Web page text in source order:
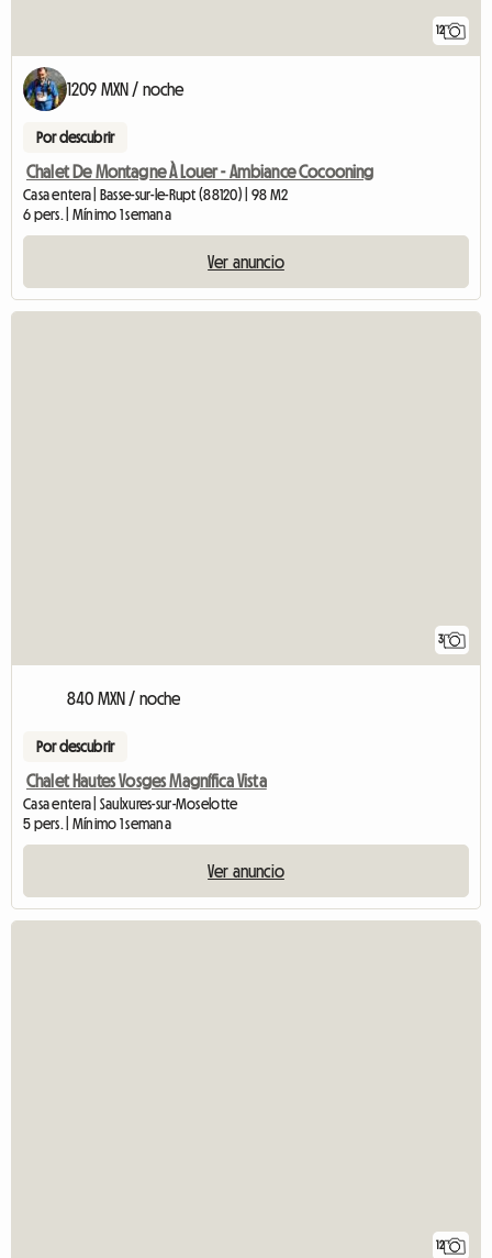
12
1209 MXN / noche
Por descubrir
Chalet De Montagne À Louer - Ambiance Cocooning
Casa entera | Basse-sur-le-Rupt (88120) | 98 M2
6 pers. | Mínimo 1 semana
Ver anuncio
3
840 MXN / noche
Por descubrir
Chalet Hautes Vosges Magnífica Vista
Casa entera | Saulxures-sur-Moselotte
5 pers. | Mínimo 1 semana
Ver anuncio
12